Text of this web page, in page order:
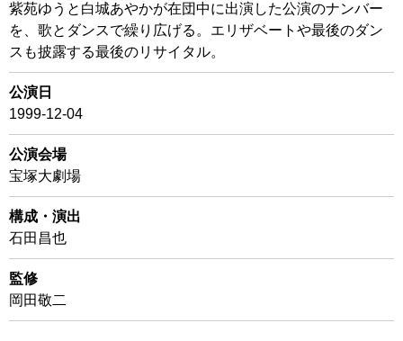
紫苑ゆうと白城あやかが在団中に出演した公演のナンバー
を、歌とダンスで繰り広げる。エリザベートや最後のダン
スも披露する最後のリサイタル。
公演日
1999-12-04
公演会場
宝塚大劇場
構成・演出
石田昌也
監修
岡田敬二